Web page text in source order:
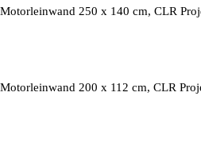
Motorleinwand 250 x 140 cm, CLR
Motorleinwand 200 x 112 cm, CLR